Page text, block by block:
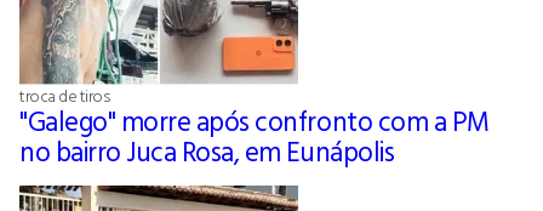
troca de tiros
"Galego" morre após confronto com a PM
no bairro Juca Rosa, em Eunápolis